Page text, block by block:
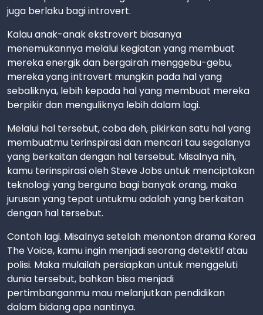
juga berlaku bagi introvert.
Kalau anak-anak ekstrovert biasanya
menemukannya melalui kegiatan yang membuat
mereka energik dan bergairah menggebu-gebu,
mereka yang introvert mungkin pada hal yang
sebaliknya, lebih kepada hal yang membuat mereka
berpikir dan menguliknya lebih dalam lagi.
Melalui hal tersebut, coba deh, pikirkan satu hal yang
membuatmu terinspirasi dan mencari tau segalanya
yang berkaitan dengan hal tersebut. Misalnya nih,
kamu terinspirasi oleh Steve Jobs untuk menciptakan
teknologi yang berguna bagi banyak orang, maka
jurusan yang tepat untukmu adalah yang berkaitan
dengan hal tersebut.
Contoh lagi. Misalnya setelah menonton drama Korea
The Voice, kamu ingin menjadi seorang detektif atau
polisi. Maka mulailah persiapkan untuk menggeluti
dunia tersebut, bahkan bisa menjadi
pertimbanganmu mau melanjutkan pendidikan
dalam bidang apa nantinya.